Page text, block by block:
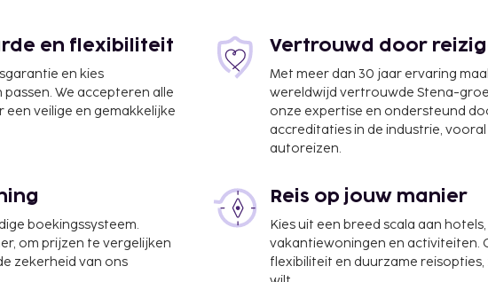
en een 24-
met een bezoekje aan
dit hotel zijn gratis
en flexibiliteit
en kies
We accepteren alle
veilige en gemakkelijke
Vertrouwd door
Met meer dan 30 jaar ervaring
wereldwijd vertrouwde Stena-
onze expertise en ondersteund
accreditaties in de industrie,
autoreizen.
boekingssysteem.
om prijzen te vergelijken
zekerheid van ons
Reis op jouw manier
Kies uit een breed scala aan
vakantiewoningen en activiteiten.
flexibiliteit en duurzame